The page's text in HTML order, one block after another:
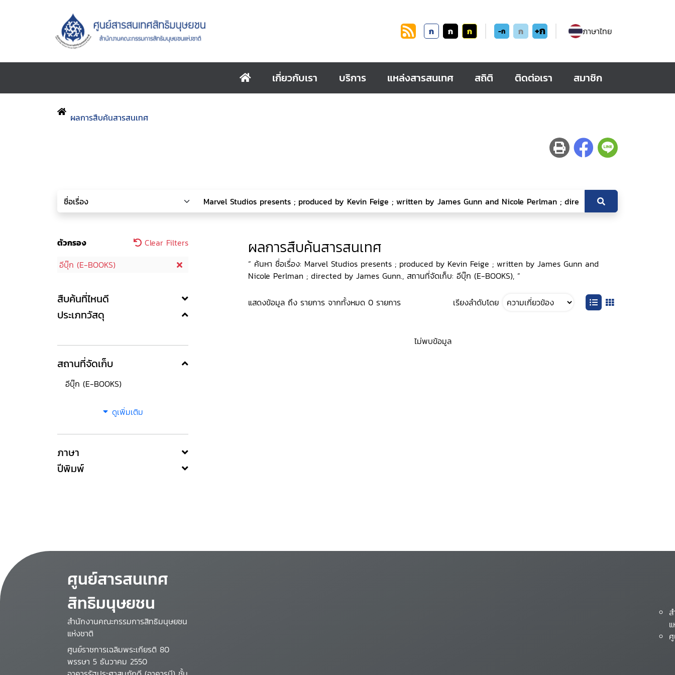
ก ก ก -ก ก +ก ภาษาไทย
เกี่ยวกับเรา บริการ แหล่งสารสนเทศ สถิติ ติดต่อเรา สมาชิก
ผลการสืบค้นสารสนเทศ
ตัวกรอง
Clear Filters
อีบุ๊ก (E-BOOKS)
สืบค้นที่ไหนดี
ประเภทวัสดุ
สถานที่จัดเก็บ
อีบุ๊ก (E-BOOKS)
ดูเพิ่มเติม
ภาษา
ปีพิมพ์
ผลการสืบค้นสารสนเทศ
“ ค้นหา ชื่อเรื่อง: Marvel Studios presents ; produced by Kevin Feige ; written by James Gunn and
Nicole Perlman ; directed by James Gunn., สถานที่จัดเก็บ: อีบุ๊ก (E-BOOKS), ”
แสดงข้อมูล ถึง รายการ จากทั้งหมด 0 รายการ เรียงลำดับโดย
ไม่พบข้อมูล
ศูนย์สารสนเทศ
สิทธิมนุษยชน
สำนักงานคณะกรรมการสิทธิมนุษยชน
แห่งชาติ
ศูนย์ราชการเฉลิมพระเกียรติ 80
พรรษา 5 ธันวาคม 2550